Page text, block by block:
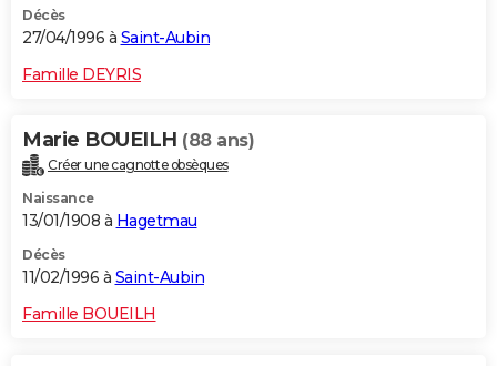
Décès
27/04/1996 à Saint-Aubin
Famille DEYRIS
Marie BOUEILH (88 ans)
Créer une cagnotte obsèques
Naissance
13/01/1908 à Hagetmau
Décès
11/02/1996 à Saint-Aubin
Famille BOUEILH